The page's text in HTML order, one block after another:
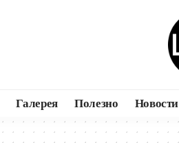
Галерея Полезно Новости